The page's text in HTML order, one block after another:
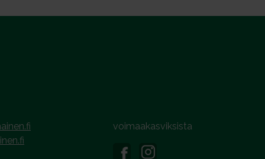
voimaakasviksista